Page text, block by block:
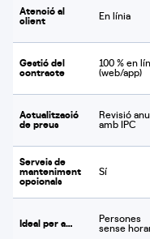
Atenció al
client En línia
Gestió del
contracte
100 % en
(web/app)
Actualització
de preus
Revisió
amb IPC
Serveis de
manteniment
opcionals
Sí
Ideal per a… Persones
sense